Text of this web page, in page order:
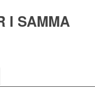
I SAMMA